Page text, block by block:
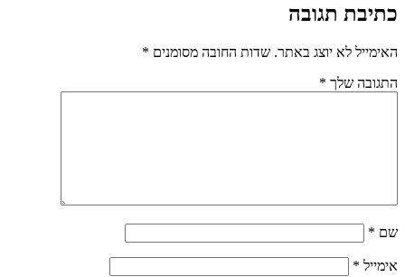
כתיבת תגובה
האימייל לא יוצג באתר. שדות החובה מסומנים *
התגובה שלך *
שם *
אימייל *